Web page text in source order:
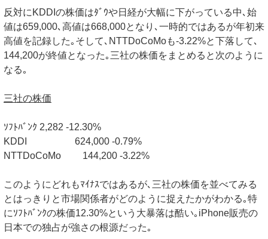
反対にKDDIの株価はﾀﾞｳや日経が大幅に下がっている中､始
値は659,000､高値は668,000となり､一時的ではあるが年初来
高値を記録した｡そして､NTTDoCoMoも-3.22%と下落して､
144,200が終値となった｡三社の株価をまとめると次のように
なる｡
三社の株価
ｿﾌﾄﾊﾞﾝｸ 2,282 -12.30%
KDDI 624,000 -0.79%
NTTDoCoMo 144,200 -3.22%
このようにどれもﾏｲﾅｽではあるが､三社の株価を並べてみる
とはっきりと市場関係者がどのように捉えたかがわかる｡特
にｿﾌﾄﾊﾞﾝｸの株価12.30%という大暴落は酷い｡iPhone販売の
日本での独占が強さの根源だった｡